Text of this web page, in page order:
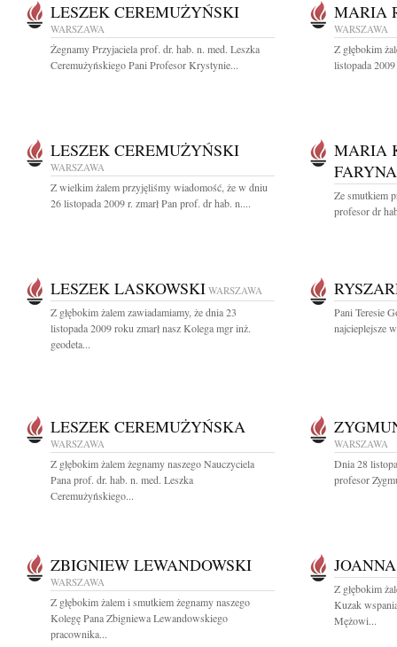
LESZEK CEREMUŻYŃSKI
WARSZAWA
Żegnamy Przyjaciela prof. dr. hab. n. med. Leszka
Ceremużyńskiego Pani Profesor Krystynie...
MARIA
WARSZAWA
Z głębokim
listopada
LESZEK CEREMUŻYŃSKI
WARSZAWA
Z wielkim żalem przyjęliśmy wiadomość, że w dniu
26 listopada 2009 r. zmarł Pan prof. dr hab. n....
MARIA
FARYNA
Ze smutkiem
profesor dr
LESZEK LASKOWSKI WARSZAWA
Z głębokim żalem zawiadamiamy, że dnia 23
listopada 2009 roku zmarł nasz Kolega mgr inż.
geodeta...
Pani Teresie
najcieplejsze
LESZEK CEREMUŻYŃSKA
WARSZAWA
Z głębokim żalem żegnamy naszego Nauczyciela
Pana prof. dr. hab. n. med. Leszka
Ceremużyńskiego...
WARSZAWA
Dnia 28
profesor
ZBIGNIEW LEWANDOWSKI
WARSZAWA
Z głębokim żalem i smutkiem żegnamy naszego
Kolegę Pana Zbigniewa Lewandowskiego
pracownika...
Z głębokim
Kuzak
Mężowi...